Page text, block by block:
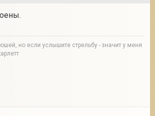
но если услышите стрельбу - значит у меня